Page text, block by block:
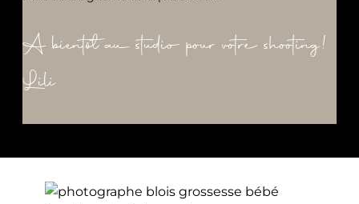
A bientôt au studio pour votre shooting!
Lili